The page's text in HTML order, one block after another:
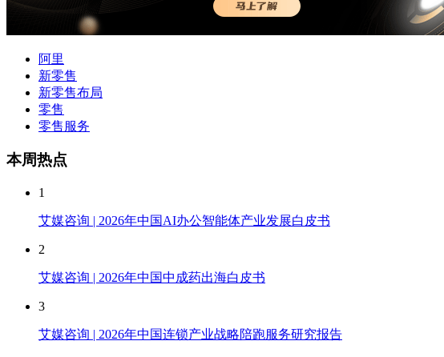
阿里
新零售
新零售布局
零售
零售服务
本周热点
1
艾媒咨询 | 2026年中国AI办公智能体产业发展白皮书
2
艾媒咨询 | 2026年中国中成药出海白皮书
3
艾媒咨询 | 2026年中国连锁产业战略陪跑服务研究报告